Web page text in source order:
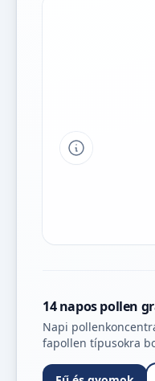
Tipp a
14 napos pollen
Napi
fapollen típusokra